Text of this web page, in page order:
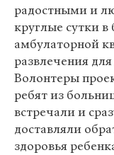
радостными и
круглые сутки
амбулаторной
развлечения
Волонтеры
ребят из
встречали и
доставляли
здоровья